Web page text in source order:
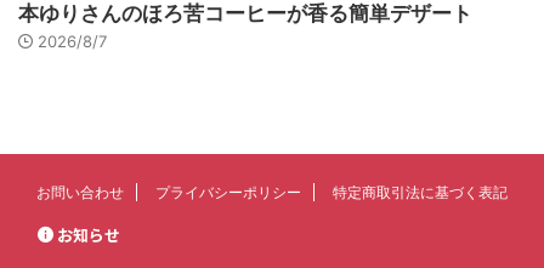
本ゆりさんのほろ苦コーヒーが香る簡単デザート
2026/8/7
お問い合わせ プライバシーポリシー 特定商取引法に基づく表記
お知らせ